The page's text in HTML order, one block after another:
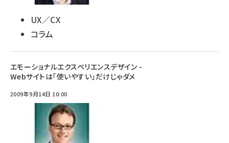
UX／CX
コラム
エモーショナルエクスペリエンスデザイン -
Webサイトは「使いやすい」だけじゃダメ
2009年9月14日 10:00